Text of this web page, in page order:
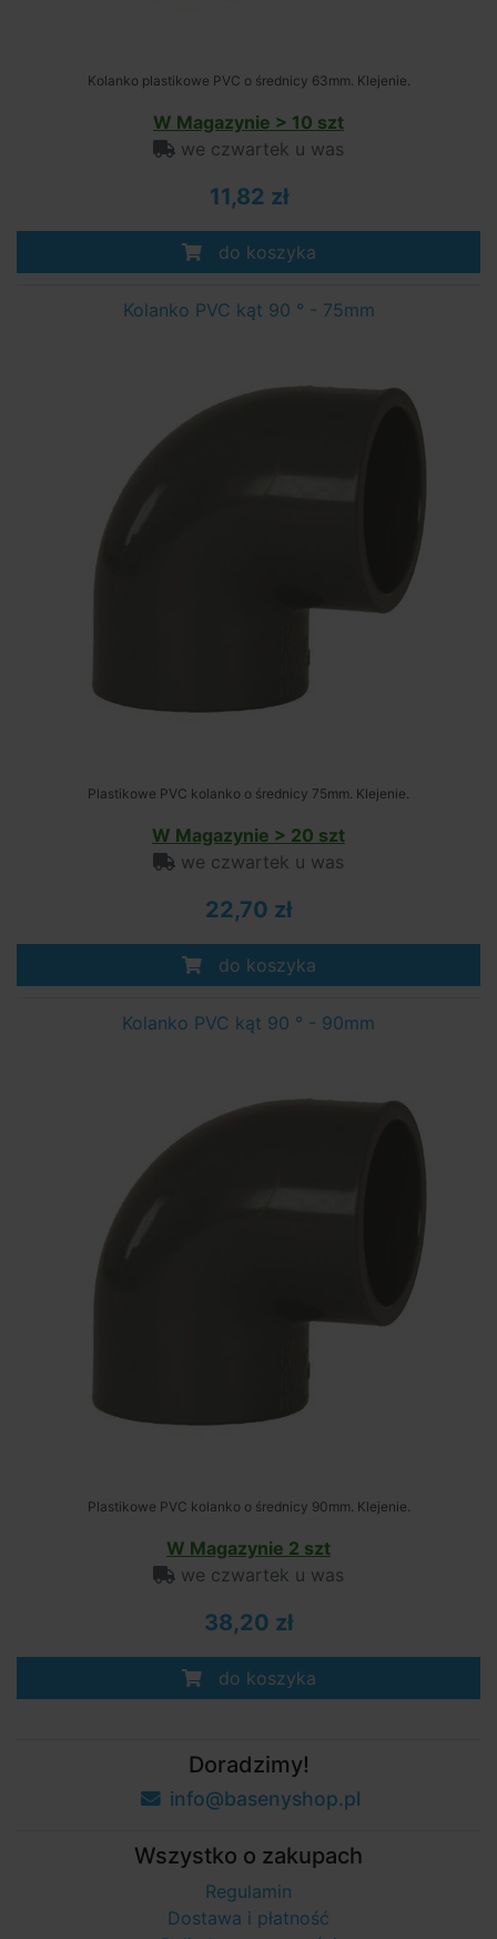
Kolanko plastikowe PVC o średnicy 63mm. Klejenie.
W Magazynie > 10 szt
we czwartek u was
11,82 zł
do koszyka
Kolanko PVC kąt 90 ° - 75mm
Plastikowe PVC kolanko o średnicy 75mm. Klejenie.
W Magazynie > 20 szt
we czwartek u was
22,70 zł
do koszyka
Kolanko PVC kąt 90 ° - 90mm
Plastikowe PVC kolanko o średnicy 90mm. Klejenie.
W Magazynie 2 szt
we czwartek u was
38,20 zł
do koszyka
Doradzimy!
info@basenyshop.pl
Wszystko o zakupach
Regulamin
Dostawa i płatność